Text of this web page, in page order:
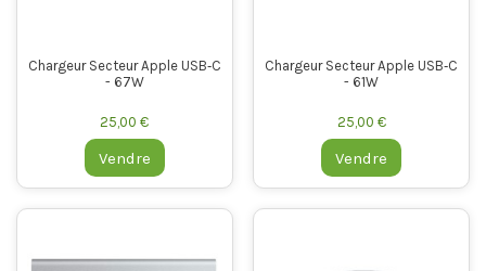
Chargeur Secteur Apple USB‑C
- 67W
25,00 €
Vendre
Chargeur Secteur Apple USB‑C
- 61W
25,00 €
Vendre